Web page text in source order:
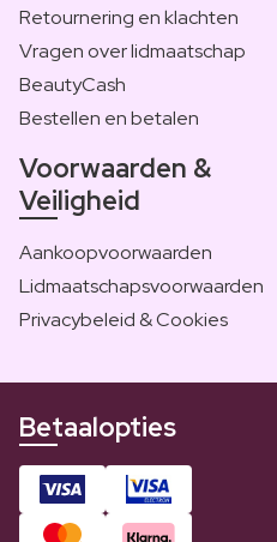
Retournering en klachten
Vragen over lidmaatschap
BeautyCash
Bestellen en betalen
Voorwaarden &
Veiligheid
Aankoopvoorwaarden
Lidmaatschapsvoorwaarden
Privacybeleid & Cookies
Betaalopties